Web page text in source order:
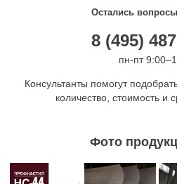
Остались
8 (495)
пн-пт
Консультанты помогут
количество, стоимость и
Фото